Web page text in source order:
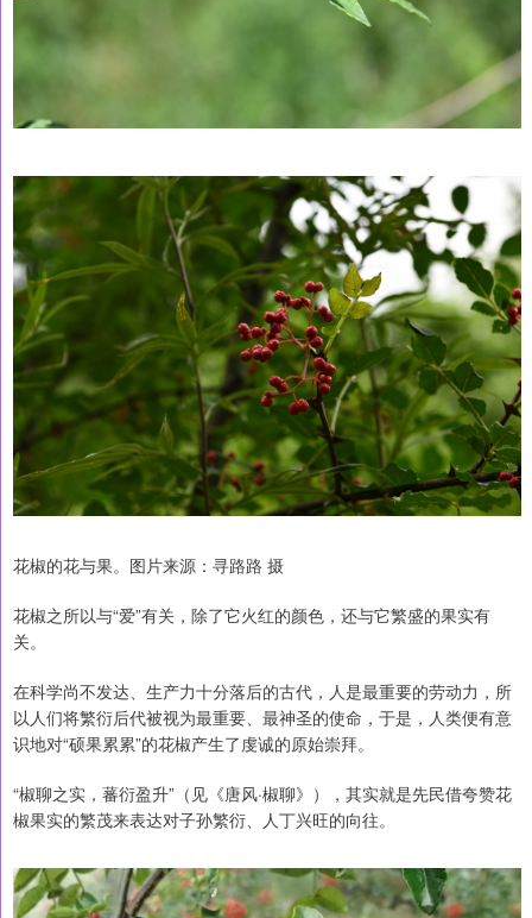
花椒的花与果。图片来源：寻路路 摄
花椒之所以与“爱”有关，除了它火红的颜色，还与它繁盛的果实有
关。
在科学尚不发达、生产力十分落后的古代，人是最重要的劳动力，所
以人们将繁衍后代被视为最重要、最神圣的使命，于是，人类便有意
识地对“硕果累累”的花椒产生了虔诚的原始崇拜。
“椒聊之实，蕃衍盈升”（见《唐风·椒聊》），其实就是先民借夸赞花
椒果实的繁茂来表达对子孙繁衍、人丁兴旺的向往。